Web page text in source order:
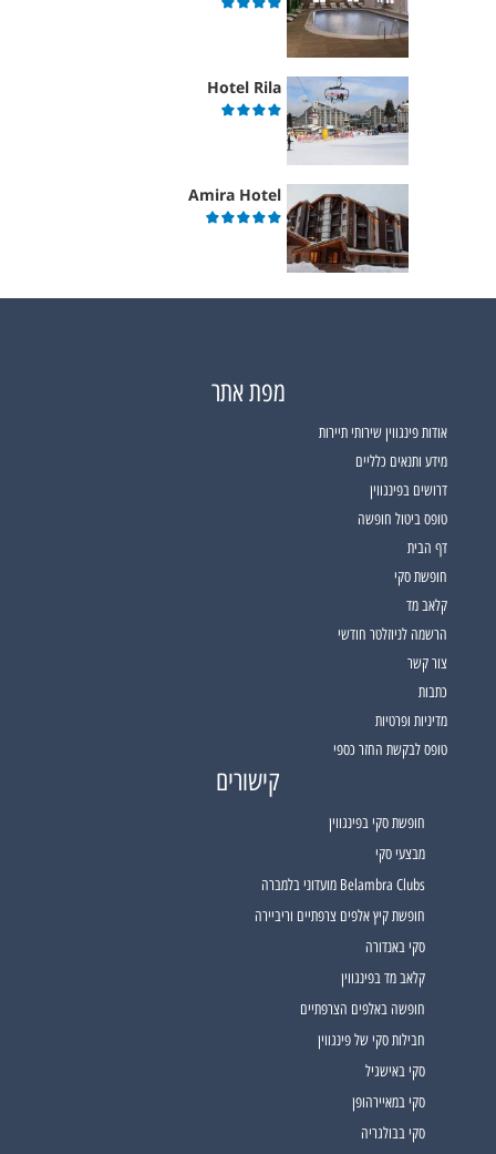
Hotel Rila
Amira Hotel
מפת אתר
אודות פינגווין שירותי תיירות
מידע ותנאים כלליים
דרושים בפינגווין
טופס ביטול חופשה
דף הבית
חופשת סקי
קלאב מד
הרשמה לניוזלטר חודשי
צור קשר
כתבות
מדיניות ופרטיות
טופס לבקשת החזר כספי
קישורים
חופשת סקי בפינגווין
מבצעי סקי
Belambra Clubs מועדוני בלמברה
חופשת קיץ אלפים צרפתיים וריביירה
סקי באנדורה
קלאב מד בפינגווין
חופשה באלפים הצרפתיים
חבילות סקי של פינגווין
סקי באישגיל
סקי במאיירהופן
סקי בבולגריה